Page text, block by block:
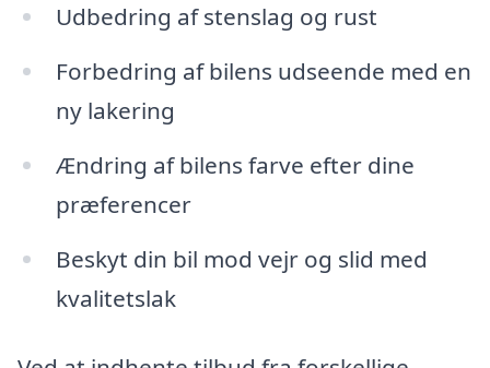
Udbedring af stenslag og rust
Forbedring af bilens udseende med en
ny lakering
Ændring af bilens farve efter dine
præferencer
Beskyt din bil mod vejr og slid med
kvalitetslak